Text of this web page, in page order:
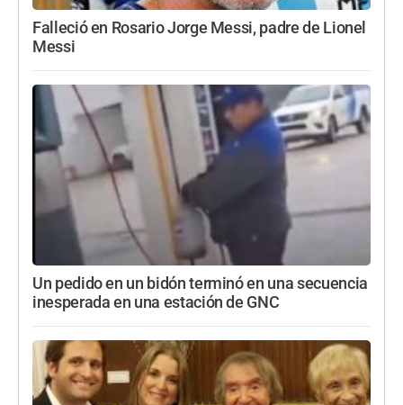
Falleció en Rosario Jorge Messi, padre de Lionel
Messi
Un pedido en un bidón terminó en una secuencia
inesperada en una estación de GNC